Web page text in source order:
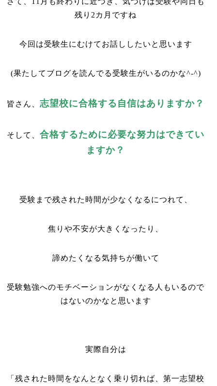
残り2カ月ですね
今回は受験生にむけてお話ししたいと思います
(果たしてブログを読んでる受験生がいるのかな^-^)
皆さん、志望校に合格する自信はありますか？
そして、合格するために必要な努力はできてい
ますか？
受験まで残された時間が少なくなるにつれて、
焦りや不安が大きくなったり、
諦めたくなる気持ちが働いて
受験勉強へのモチベーションがなくなる人もいるので
はないのかなと思います
実際自分は
「残された時間をなんとなく乗り切れば、第一志望校